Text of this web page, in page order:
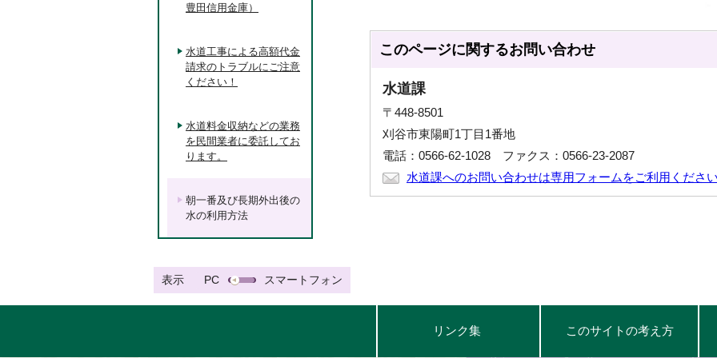
このページに関するお問い合わせ
水道課
〒448-8501
刈谷市東陽町1丁目1番地
電話：0566-62-1028 ファクス：0566-23-2087
水道課へのお問い合わせは専用フォームをご利用くださ
豊田信用金庫）
水道工事による高額代金
請求のトラブルにご注意
ください！
水道料金収納などの業務
を民間業者に委託してお
ります。
朝一番及び長期外出後の
水の利用方法
表示 PC スマートフォン
リンク集 このサイトの考え方